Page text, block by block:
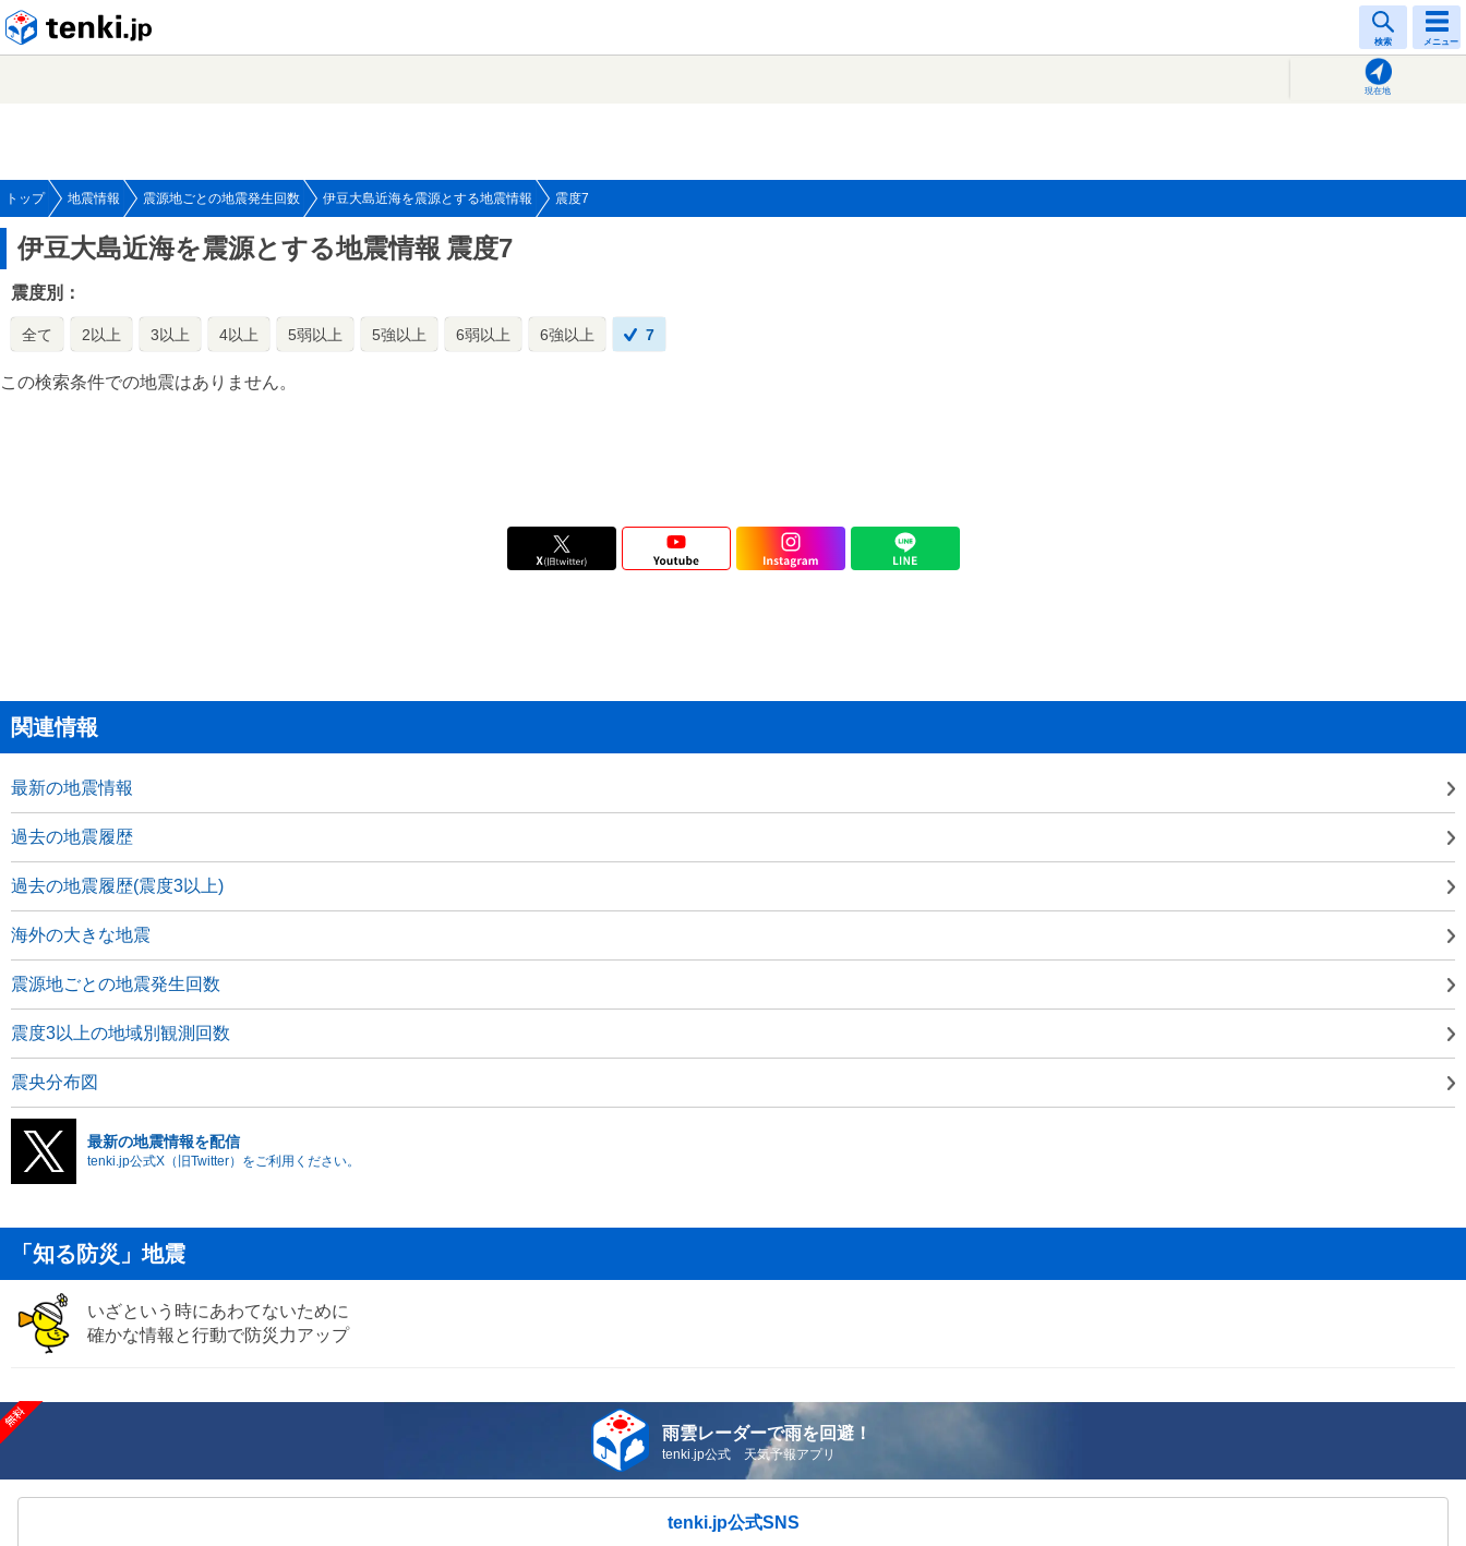
検索 メニュー
現在地
トップ 地震情報 震源地ごとの地震発生回数 伊豆大島近海を震源とする地震情報 震度7
伊豆大島近海を震源とする地震情報 震度7
震度別：
全て 2以上 3以上 4以上 5弱以上 5強以上 6弱以上 6強以上 7
この検索条件での地震はありません。
関連情報
最新の地震情報
過去の地震履歴
過去の地震履歴(震度3以上)
海外の大きな地震
震源地ごとの地震発生回数
震度3以上の地域別観測回数
震央分布図
最新の地震情報を配信
tenki.jp公式X（旧Twitter）をご利用ください。
「知る防災」地震
いざという時にあわてないために
確かな情報と行動で防災力アップ
雨雲レーダーで雨を回避！
tenki.jp公式 天気予報アプリ
tenki.jp公式SNS